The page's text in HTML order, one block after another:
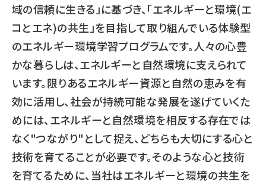
域の信頼に生きる」に基づき、「エネルギーと環境(エ
コとエネ)の共生」を目指して取り組んでいる体験型
のエネルギー環境学習プログラムです。人々の心豊
かな暮らしは、エネルギーと自然環境に支えられて
います。限りあるエネルギー資源と自然の恵みを有
効に活用し、社会が持続可能な発展を遂げていくた
めには、エネルギーと自然環境を相反する存在では
なく"つながり"として捉え、どちらも大切にする心と
技術を育てることが必要です。そのような心と技術
を育てるために、当社はエネルギーと環境の共生を